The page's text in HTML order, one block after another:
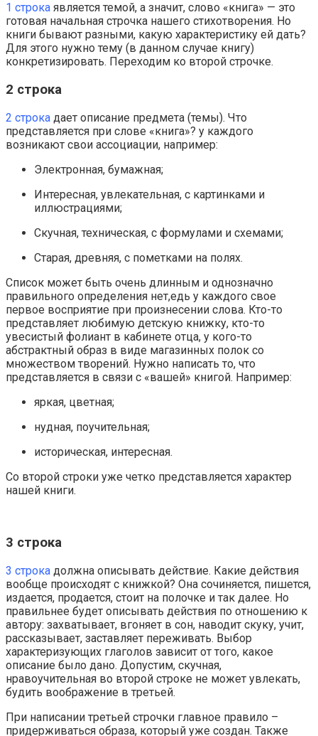
1 строка является темой, а значит, слово «книга» — это
готовая начальная строчка нашего стихотворения. Но
книги бывают разными, какую характеристику ей дать?
Для этого нужно тему (в данном случае книгу)
конкретизировать. Переходим ко второй строчке.
2 строка
2 строка дает описание предмета (темы). Что
представляется при слове «книга»? у каждого
возникают свои ассоциации, например:
Электронная, бумажная;
Интересная, увлекательная, с картинками и
иллюстрациями;
Скучная, техническая, с формулами и схемами;
Старая, древняя, с пометками на полях.
Список может быть очень длинным и однозначно
правильного определения нет,едь у каждого свое
первое восприятие при произнесении слова. Кто-то
представляет любимую детскую книжку, кто-то
увесистый фолиант в кабинете отца, у кого-то
абстрактный образ в виде магазинных полок со
множеством творений. Нужно написать то, что
представляется в связи с «вашей» книгой. Например:
яркая, цветная;
нудная, поучительная;
историческая, интересная.
Со второй строки уже четко представляется характер
нашей книги.
3 строка
3 строка должна описывать действие. Какие действия
вообще происходят с книжкой? Она сочиняется, пишется,
издается, продается, стоит на полочке и так далее. Но
правильнее будет описывать действия по отношению к
автору: захватывает, вгоняет в сон, наводит скуку, учит,
рассказывает, заставляет переживать. Выбор
характеризующих глаголов зависит от того, какое
описание было дано. Допустим, скучная,
нравоучительная во второй строке не может увлекать,
будить воображение в третьей.
При написании третьей строчки главное правило –
придерживаться образа, который уже создан. Также